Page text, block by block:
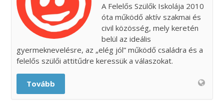
A Felelős Szülők Iskolája 2010
óta működő aktív szakmai és
civil közösség, mely keretén
belül az ideális
gyermeknevelésre, az „elég jól” működő családra és a
felelős szülői attitűdre keressük a válaszokat.
Tovább